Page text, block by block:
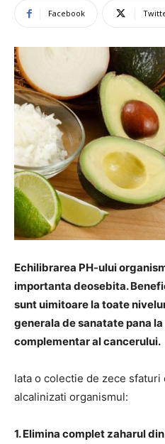
Facebook
Echilibrarea PH-ului
importanta deosebita.
sunt uimitoare la toate
generala de sanatate pana
complementar al cancerului.
Iata o colectie de zece sfaturi
alcalinizati organismul:
1. Elimina complet zaharul